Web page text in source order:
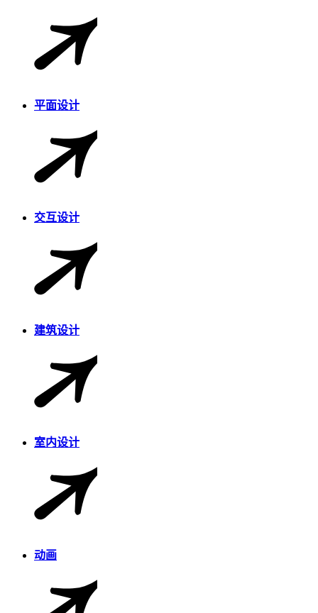
平面设计
交互设计
建筑设计
室内设计
动画